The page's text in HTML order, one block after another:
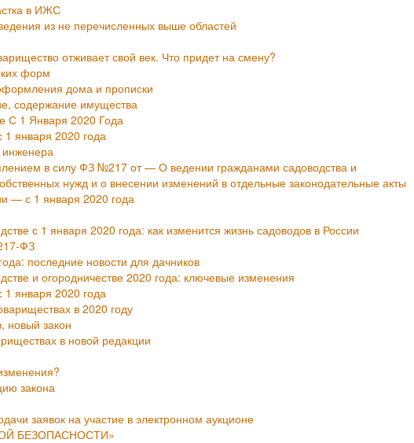
в ИЖС
из не перечисленных выше областей
отживает свой век. Что придет на смену?
форм
дома и прописки
содержание имущества
С 1 Января 2020 Года
января 2020 года
в силу ФЗ №217 от — О ведении гражданами садоводства и
нужд и о внесении изменений в отдельные законодательные акты
— с 1 января 2020 года
с 1 января 2020 года: как изменится жизнь садоводов в России
ФЗ
последние новости для дачников
и огородничестве 2020 года: ключевые изменения
1 января 2020 года
в 2020 году
новый закон
в новой редакции
закона
заявок на участие в электронном аукционе
БЕЗОПАСНОСТИ»